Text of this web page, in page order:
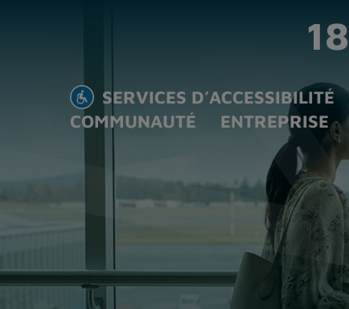
18
SERVICES D’ACCESSIBILITÉ
COMMUNAUTÉ
ENTREPRISE